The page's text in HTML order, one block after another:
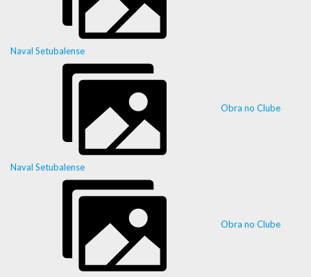
Naval Setubalense
Obra no Clube
Naval Setubalense
Obra no Clube